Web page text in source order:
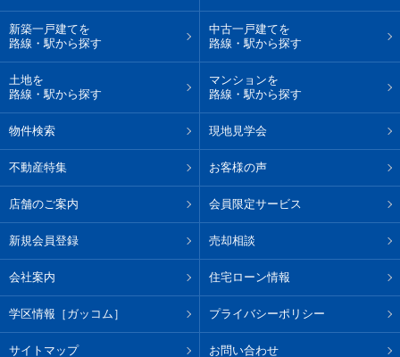
新築一戸建てを
路線・駅から探す
中古一戸建てを
路線・駅から探す
土地を
路線・駅から探す
マンションを
路線・駅から探す
物件検索 現地見学会
不動産特集 お客様の声
店舗のご案内 会員限定サービス
新規会員登録 売却相談
会社案内 住宅ローン情報
学区情報［ガッコム］ プライバシーポリシー
サイトマップ お問い合わせ